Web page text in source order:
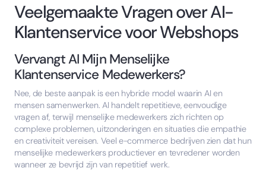
Veelgemaakte Vragen over AI-
Klantenservice voor Webshops
Vervangt AI Mijn Menselijke
Klantenservice Medewerkers?
Nee, de beste aanpak is een hybride model waarin AI en
mensen samenwerken. AI handelt repetitieve, eenvoudige
vragen af, terwijl menselijke medewerkers zich richten op
complexe problemen, uitzonderingen en situaties die empathie
en creativiteit vereisen. Veel e-commerce bedrijven zien dat hun
menselijke medewerkers productiever en tevredener worden
wanneer ze bevrijd zijn van repetitief werk.